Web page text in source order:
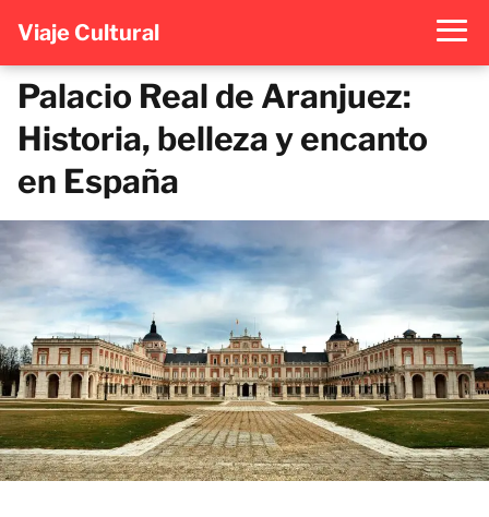
Viaje Cultural
Palacio Real de Aranjuez:
Historia, belleza y encanto
en España